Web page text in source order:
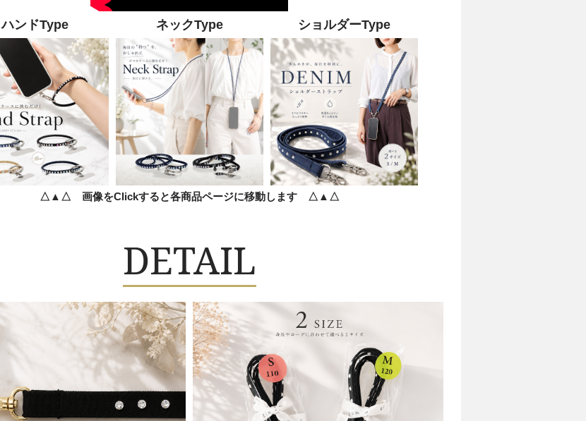
ハンドType ネックType ショルダーType
△▲△ 画像をClickすると各商品ページに移動します △▲△
DETAIL